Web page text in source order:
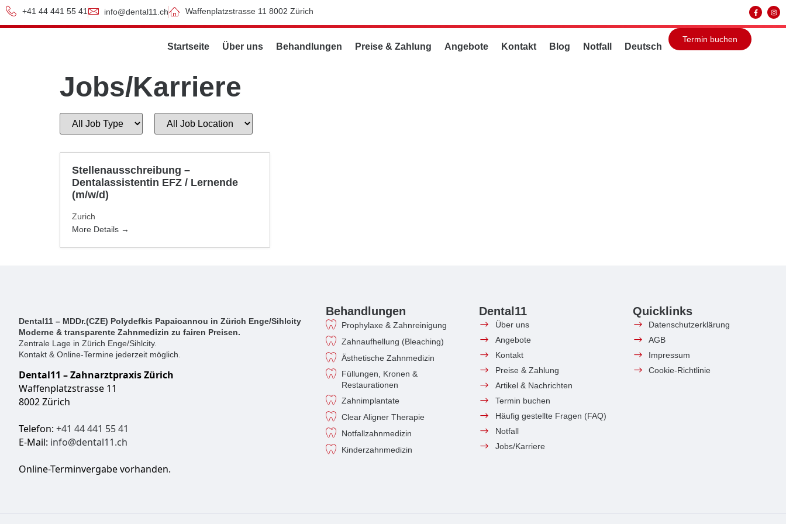
+41 44 441 55 41 info@dental11.ch Waffenplatzstrasse 11 8002 Zürich
Startseite Über uns Behandlungen Preise & Zahlung Angebote Kontakt Blog Notfall Deutsch
Termin buchen
Jobs/Karriere
Job
Job
Stellenausschreibung –
Dentalassistentin EFZ / Lernende
(m/w/d)
Zurich
More Details
Dental11 – MDDr.(CZE) Polydefkis Papaioannou in Zürich Enge/Sihlcity
Moderne & transparente Zahnmedizin zu fairen Preisen.
Zentrale Lage in Zürich Enge/Sihlcity.
Kontakt & Online-Termine jederzeit möglich.
Dental11 – Zahnarztpraxis Zürich
Waffenplatzstrasse 11
8002 Zürich
Telefon: +41 44 441 55 41
E-Mail: info@dental11.ch
Online-Terminvergabe vorhanden.
Behandlungen
Prophylaxe & Zahnreinigung
Zahnaufhellung (Bleaching)
Ästhetische Zahnmedizin
Füllungen, Kronen &
Restaurationen
Zahnimplantate
Clear Aligner Therapie
Notfallzahnmedizin
Kinderzahnmedizin
Dental11
Über uns
Angebote
Kontakt
Preise & Zahlung
Artikel & Nachrichten
Termin buchen
Häufig gestellte Fragen (FAQ)
Notfall
Jobs/Karriere
Quicklinks
Datenschutzerklärung
AGB
Impressum
Cookie-Richtlinie